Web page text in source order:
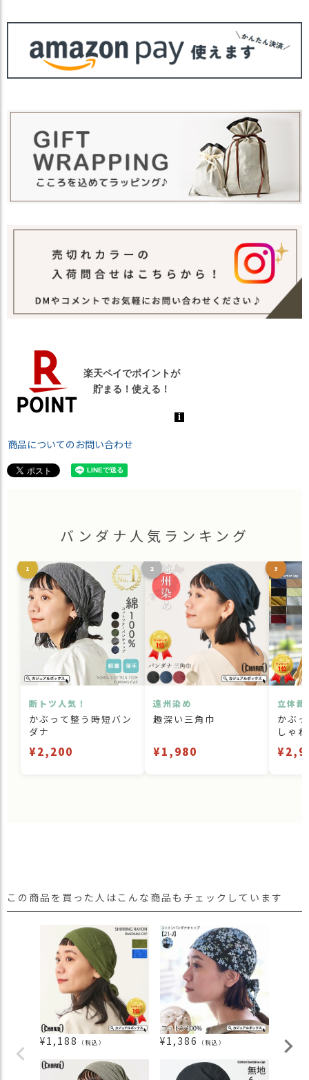
商品についてのお問い合わせ
バンダナ人気ランキング
1
断トツ人気！
かぶって整う時短バン
ダナ
¥2,200
2
遠州染め
趣深い三角巾
¥1,980
3
立体
かぶ
しゃ
この商品を買った人はこんな商品もチェックしています
¥1,188 （税込） ¥1,386 （税込） ¥